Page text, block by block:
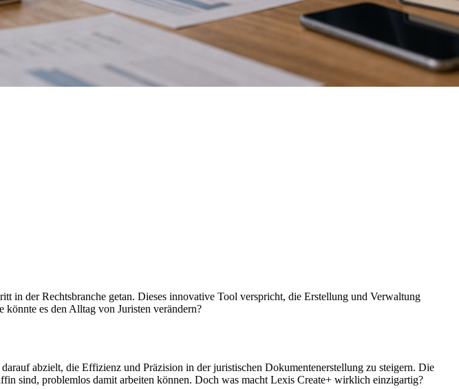
in der Rechtsbranche getan. Dieses innovative Tool verspricht, die Erstellung und Verwaltung
es den Alltag von Juristen verändern?
abzielt, die Effizienz und Präzision in der juristischen Dokumentenerstellung zu steigern. Die
sind, problemlos damit arbeiten können. Doch was macht Lexis Create+ wirklich einzigartig?